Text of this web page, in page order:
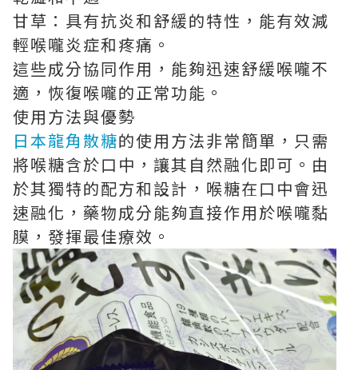
甘草：具有抗炎和舒緩的特性，能有效減
輕喉嚨炎症和疼痛。
這些成分協同作用，能夠迅速舒緩喉嚨不
適，恢復喉嚨的正常功能。
使用方法與優勢
日本龍角散糖的使用方法非常簡單，只需
將喉糖含於口中，讓其自然融化即可。由
於其獨特的配方和設計，喉糖在口中會迅
速融化，藥物成分能夠直接作用於喉嚨黏
膜，發揮最佳療效。